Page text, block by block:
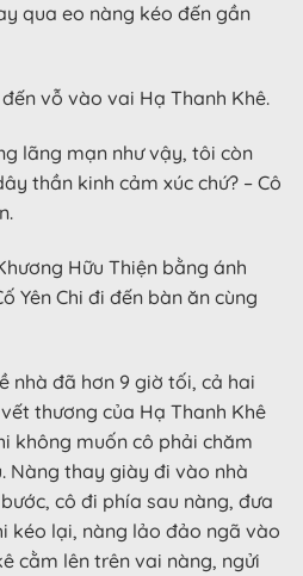
qua eo nàng kéo đến gần
vỗ vào vai Hạ Thanh Khê.
lãng mạn như vậy, tôi còn
thần kinh cảm xúc chứ? – Cô
Hữu Thiện bằng ánh
Yên Chi đi đến bàn ăn cùng
nhà đã hơn 9 giờ tối, cả hai
thương của Hạ Thanh Khê
không muốn cô phải chăm
Nàng thay giày đi vào nhà
cô đi phía sau nàng, đưa
kéo lại, nàng lảo đảo ngã vào
cằm lên trên vai nàng, ngửi